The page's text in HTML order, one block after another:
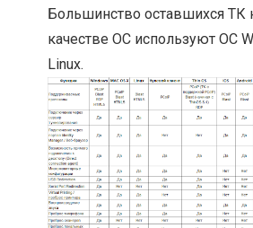
Большинство оставшихся ТК
качестве ОС используют ОС
Linux.